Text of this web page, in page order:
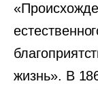
жизнь». В